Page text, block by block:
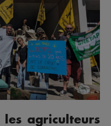
les agriculteurs